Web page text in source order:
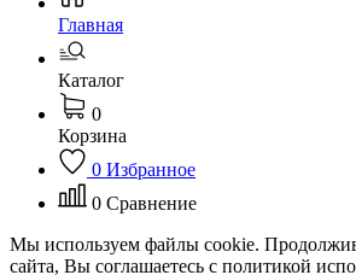
Главная
Каталог
0
Корзина
0 Избранное
0 Сравнение
Мы используем файлы cookie.
сайта, Вы соглашаетесь с политикой